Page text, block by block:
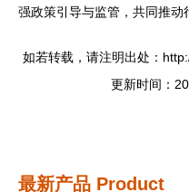
强政策引导与监管，共同推动
如若转载，请注明出处：
更新时间：
最新产品 Product